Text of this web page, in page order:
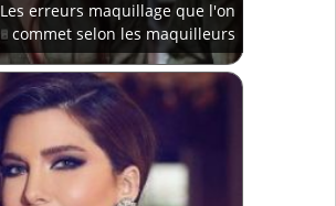
Les erreurs maquillage que l'on
commet selon les maquilleurs